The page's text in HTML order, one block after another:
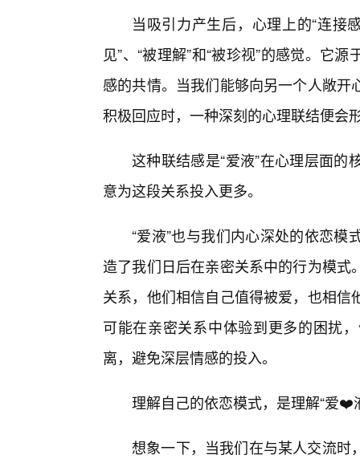
当吸引力产生后，心理上的“连接
见”、“被理解”和“被珍视”的感觉。它
感的共情。当我们能够向另一个人敞
积极回应时，一种深刻的心理联结便会
这种联结感是“爱液”在心理层面
意为这段关系投入更多。
“爱液”也与我们内心深处的依恋
造了我们日后在亲密关系中的行为模
关系，他们相信自己值得被爱，也相
可能在亲密关系中体验到更多的困扰
离，避免深层情感的投入。
理解自己的依恋模式，是理解“爱❤️
想象一下，当我们在与某人交流时